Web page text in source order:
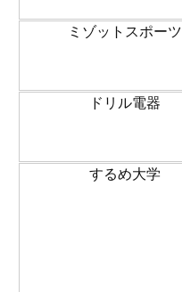
ミゾットスポーツ
ドリル電器
するめ大学